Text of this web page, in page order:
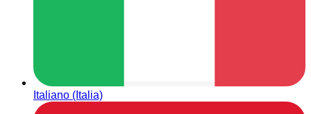
Italiano (Italia)